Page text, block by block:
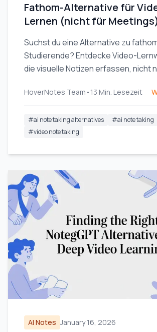
Fathom-Alternative für
Lernen (nicht für
Suchst du eine Alternative zu
Studierende? Entdecke Video-
die visuelle Notizen erfassen, nicht
HoverNotes Team • 13 Min. Lesezeit
#ai note taking alternatives #ai note taking
#video note taking
AI Notes January 16, 2026